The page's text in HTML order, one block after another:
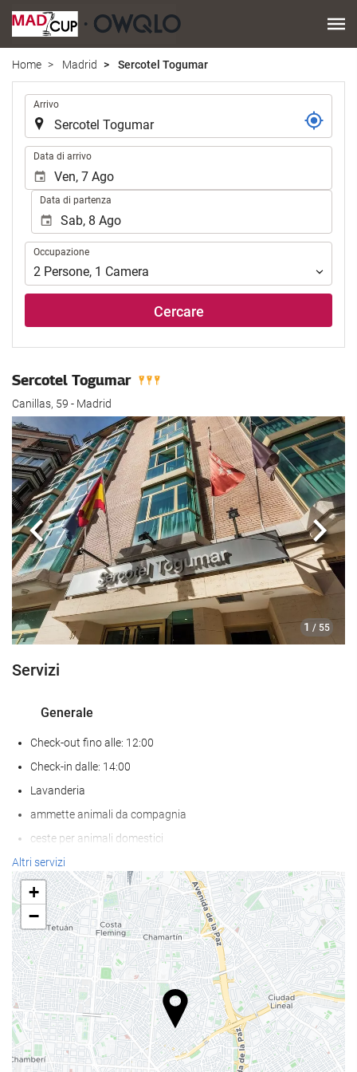
Home Madrid Sercotel Togumar
Arrivo
Data di arrivo
Data di partenza
Occupazione
Occupazione
2 Persone, 1 Camera
Cercare
Sercotel Togumar
Canillas, 59 - Madrid
1 / 55
Anteriore
Servizi
Generale
Check-out fino alle: 12:00
Check-in dalle: 14:00
Lavanderia
ammette animali da compagnia
ceste per animali domestici
ciotole per animali domestici
Aria condizionata
Riscaldamento
Ascensore
Abitazioni per non fumatori
struttura interamente non fumatori
Servizio di accoglienza
reception 24 ore su 24
Altri servizi
+
−